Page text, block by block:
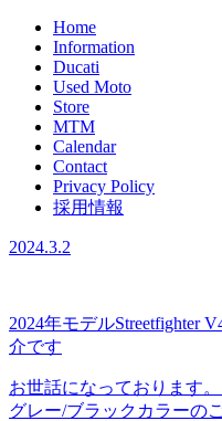
Home
Information
Ducati
Used Moto
Store
MTM
Calendar
Contact
Privacy Policy
採用情報
2024.3.2
2024年モデルStreetfighter
介です
お世話になっております
グレー/ブラックカラーの